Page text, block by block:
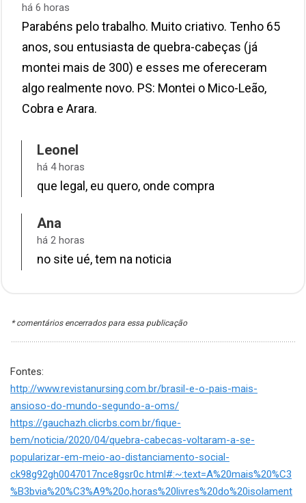
há 6 horas
Parabéns pelo trabalho. Muito criativo. Tenho 65
anos, sou entusiasta de quebra-cabeças (já
montei mais de 300) e esses me ofereceram
algo realmente novo. PS: Montei o Mico-Leão,
Cobra e Arara.
Leonel
há 4 horas
que legal, eu quero, onde compra
Ana
há 2 horas
no site ué, tem na noticia
* comentários encerrados para essa publicação
Fontes:
http://www.revistanursing.com.br/brasil-e-o-pais-mais-
ansioso-do-mundo-segundo-a-oms/
https://gauchazh.clicrbs.com.br/fique-
bem/noticia/2020/04/quebra-cabecas-voltaram-a-se-
popularizar-em-meio-ao-distanciamento-social-
ck98g92gh0047017nce8gsr0c.html#:~:text=A%20mais%20%C3
%B3bvia%20%C3%A9%20o,horas%20livres%20do%20isolament